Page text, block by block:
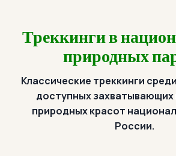
Треккинги в
природных
Классические треккинги
доступных
природных красот
России.